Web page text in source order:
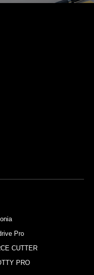
Pro
CUTTER
PRO